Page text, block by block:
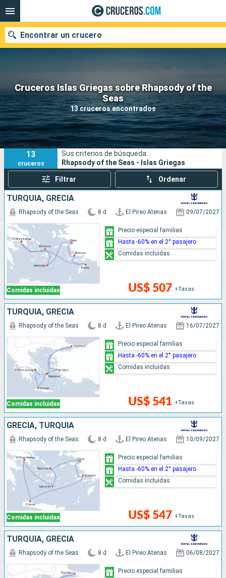
Cruceros Islas Griegas sobre Rhapsody of the
Seas
13 cruceros encontrados
Encontrar un crucero
Nuestros destinos
Fecha de salida
Puertos Compañías
Buscar
13
cruceros
Sus criterios de búsqueda:
Rhapsody of the Seas - Islas Griegas
Filtrar Ordenar
TURQUÍA, GRECIA
Comidas incluidas
Rhapsody of the Seas 8 d El Pireo Atenas 09/07/2027
US$ 507 +Tasas
Precio especial familias
Hasta -60% en el 2° pasajero
Comidas incluidas
TURQUÍA, GRECIA
Comidas incluidas
Rhapsody of the Seas 8 d El Pireo Atenas 16/07/2027
US$ 541 +Tasas
Precio especial familias
Hasta -60% en el 2° pasajero
Comidas incluidas
GRECIA, TURQUÍA
Comidas incluidas
Rhapsody of the Seas 8 d El Pireo Atenas 10/09/2027
US$ 547 +Tasas
Precio especial familias
Hasta -60% en el 2° pasajero
Comidas incluidas
TURQUÍA, GRECIA
Rhapsody of the Seas 8 d El Pireo Atenas 06/08/2027
Precio especial familias